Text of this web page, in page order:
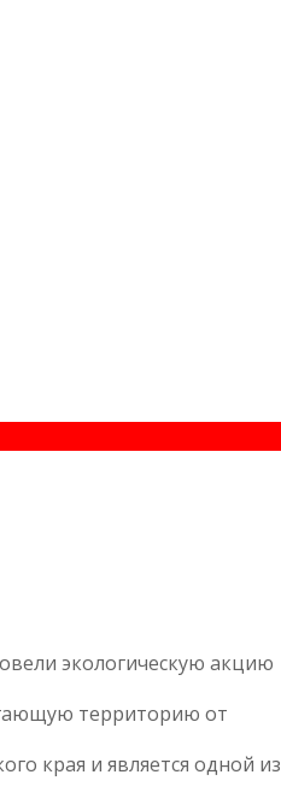
экологическую акцию
территорию от
края и является одной из